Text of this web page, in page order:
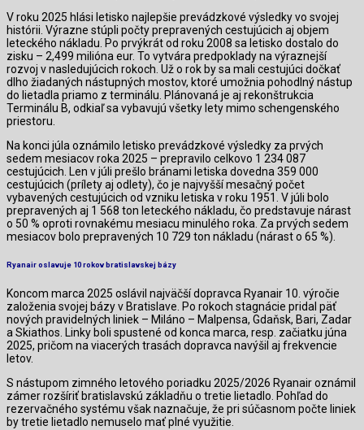
V roku 2025 hlási letisko najlepšie prevádzkové výsledky vo svojej
histórii. Výrazne stúpli počty prepravených cestujúcich aj objem
leteckého nákladu. Po prvýkrát od roku 2008 sa letisko dostalo do
zisku – 2,499 milióna eur. To vytvára predpoklady na výraznejší
rozvoj v nasledujúcich rokoch. Už o rok by sa mali cestujúci dočkať
dlho žiadaných nástupných mostov, ktoré umožnia pohodlný nástup
do lietadla priamo z terminálu. Plánovaná je aj rekonštrukcia
Terminálu B, odkiaľ sa vybavujú všetky lety mimo schengenského
priestoru.
Na konci júla oznámilo letisko prevádzkové výsledky za prvých
sedem mesiacov roka 2025 – prepravilo celkovo 1 234 087
cestujúcich. Len v júli prešlo bránami letiska dovedna 359 000
cestujúcich (prílety aj odlety), čo je najvyšší mesačný počet
vybavených cestujúcich od vzniku letiska v roku 1951. V júli bolo
prepravených aj 1 568 ton leteckého nákladu, čo predstavuje nárast
o 50 % oproti rovnakému mesiacu minulého roka. Za prvých sedem
mesiacov bolo prepravených 10 729 ton nákladu (nárast o 65 %).
Ryanair oslavuje 10 rokov bratislavskej bázy
Koncom marca 2025 oslávil najväčší dopravca Ryanair 10. výročie
založenia svojej bázy v Bratislave. Po rokoch stagnácie pridal päť
nových pravidelných liniek – Miláno – Malpensa, Gdaňsk, Bari, Zadar
a Skiathos. Linky boli spustené od konca marca, resp. začiatku júna
2025, pričom na viacerých trasách dopravca navýšil aj frekvencie
letov.
S nástupom zimného letového poriadku 2025/2026 Ryanair oznámil
zámer rozšíriť bratislavskú základňu o tretie lietadlo. Pohľad do
rezervačného systému však naznačuje, že pri súčasnom počte liniek
by tretie lietadlo nemuselo mať plné využitie.